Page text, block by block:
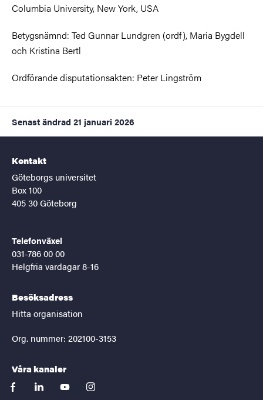
Columbia University, New York, USA
Betygsnämnd: Ted Gunnar Lundgren (ordf), Maria Bygdell
och Kristina Bertl
Ordförande disputationsakten: Peter Lingström
Senast ändrad 21 januari 2026
Kontakt
Göteborgs universitet
Box 100
405 30 Göteborg
Telefonväxel
031-786 00 00
Helgfria vardagar 8-16
Besöksadress
Hitta organisation
Org. nummer: 202100-3153
Våra kanaler
facebooklinkedinyoutubeinstagram